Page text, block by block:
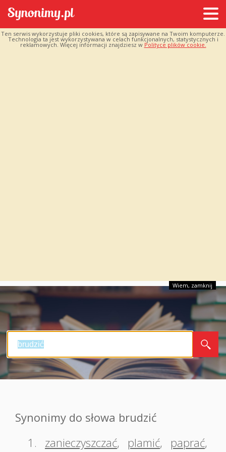
Ten serwis wykorzystuje pliki cookies, które są zapisywane na Twoim komputerze.
Technologia ta jest wykorzystywana w celach funkcjonalnych, statystycznych i
reklamowych. Więcej informacji znajdziesz w Polityce plików cookie.
Wiem, zamknij
Synonimy do słowa brudzić
1.
zanieczyszczać, plamić, paprać,